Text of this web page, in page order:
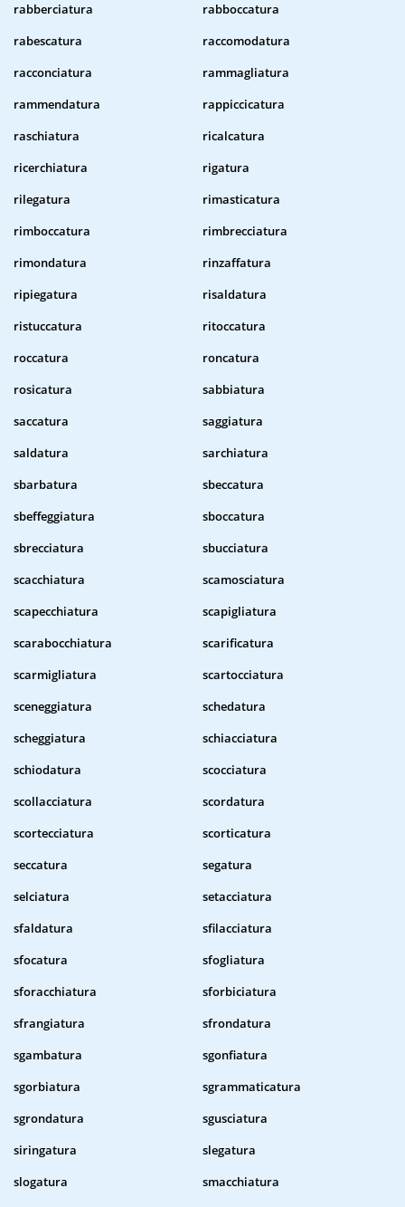
rabberciatura
rabboccatura
rabescatura
raccomodatura
racconciatura
rammagliatura
rammendatura
rappiccicatura
raschiatura
ricalcatura
ricerchiatura
rigatura
rilegatura
rimasticatura
rimboccatura
rimbrecciatura
rimondatura
rinzaffatura
ripiegatura
risaldatura
ristuccatura
ritoccatura
roccatura
roncatura
rosicatura
sabbiatura
saccatura
saggiatura
saldatura
sarchiatura
sbarbatura
sbeccatura
sbeffeggiatura
sboccatura
sbrecciatura
sbucciatura
scacchiatura
scamosciatura
scapecchiatura
scapigliatura
scarabocchiatura
scarificatura
scarmigliatura
scartocciatura
sceneggiatura
schedatura
scheggiatura
schiacciatura
schiodatura
scocciatura
scollacciatura
scordatura
scortecciatura
scorticatura
seccatura
segatura
selciatura
setacciatura
sfaldatura
sfilacciatura
sfocatura
sfogliatura
sforacchiatura
sforbiciatura
sfrangiatura
sfrondatura
sgambatura
sgonfiatura
sgorbiatura
sgrammaticatura
sgrondatura
sgusciatura
siringatura
slegatura
slogatura
smacchiatura